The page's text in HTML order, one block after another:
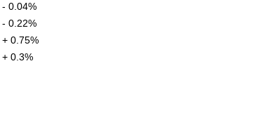
- 0.04%
- 0.22%
+ 0.75%
+ 0.3%